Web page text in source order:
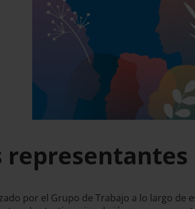
por el Grupo de Trabajo a lo largo